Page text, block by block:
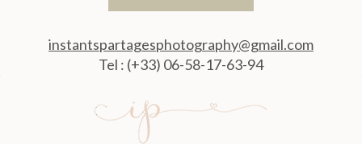
instantspartagesphotography@gmail.com
Tel : (+33) 06-58-17-63-94